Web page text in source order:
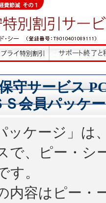
守サービス
Ｓ会員パッケ
ッケージ」は
で、ピー・シ
す。
内容はピー・